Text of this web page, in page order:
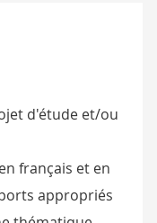
d'étude et/ou
français et en
appropriés